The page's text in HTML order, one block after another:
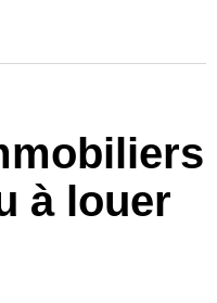
à louer